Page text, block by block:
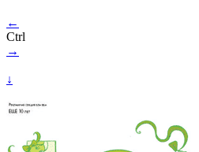
←
Ctrl
→
↓